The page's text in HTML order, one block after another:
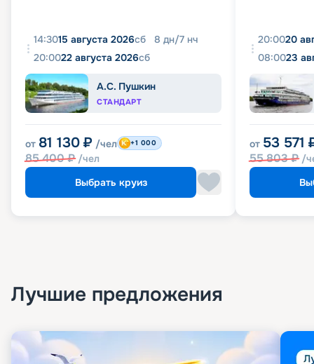
14:3015 августа 2026сб 8 дн/7 нч
20:0022 августа 2026сб
А.С. Пушкин
СТАНДАРТ
от 81 130 ₽ /чел
85 400₽ /чел
+1 000
Выбрать круиз
20:0020
08:0023
от 53 571
55 803₽ /
Лучшие предложения